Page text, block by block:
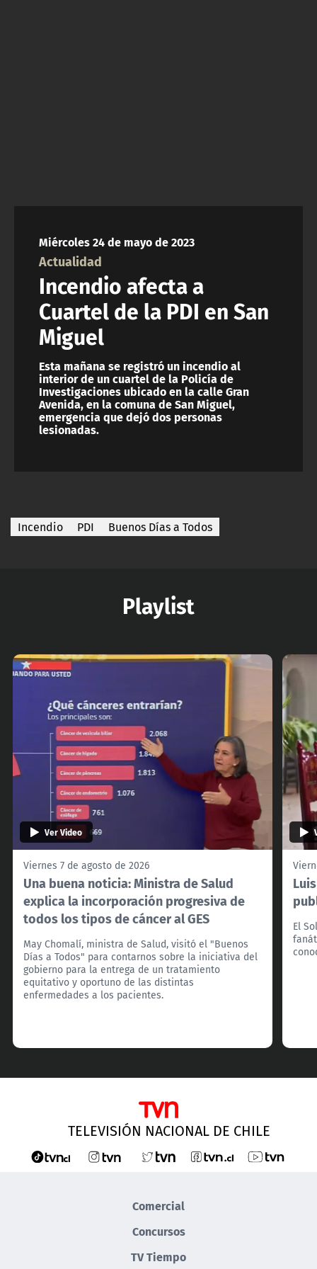
Miércoles 24 de mayo de 2023
Actualidad
Incendio afecta a
Cuartel de la PDI en San
Miguel
Esta mañana se registró un incendio al
interior de un cuartel de la Policía de
Investigaciones ubicado en la calle Gran
Avenida, en la comuna de San Miguel,
emergencia que dejó dos personas
lesionadas.
Incendio PDI Buenos Días a Todos
Playlist
Ver Video
Viernes 7 de agosto de 2026
Una buena noticia: Ministra de Salud
explica la incorporación progresiva de
todos los tipos de cáncer al GES
May Chomalí, ministra de Salud, visitó el "Buenos
Días a Todos" para contarnos sobre la iniciativa del
gobierno para la entrega de un tratamiento
equitativo y oportuno de las distintas
enfermedades a los pacientes.
El
TELEVISIÓN NACIONAL DE CHILE
Comercial
Concursos
TV Tiempo